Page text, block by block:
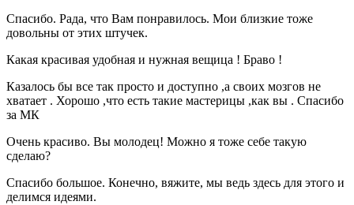
Спасибо. Рада, что Вам понравилось. Мои близкие тоже
довольны от этих штучек.
Какая красивая удобная и нужная вещица ! Браво !
Казалось бы все так просто и доступно ,а своих мозгов не
хватает . Хорошо ,что есть такие мастерицы ,как вы . Спасибо
за МК
Очень красиво. Вы молодец! Можно я тоже себе такую
сделаю?
Спасибо большое. Конечно, вяжите, мы ведь здесь для этого и
делимся идеями.